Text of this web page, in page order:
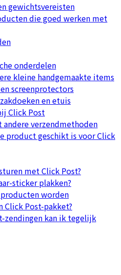
gewichtsvereisten
die goed werken met
onderdelen
kleine handgemaakte items
screenprotectors
en etuis
Click Post
verzendmethoden
product geschikt is voor Click
met Click Post?
sticker plakken?
worden
Click Post-pakket?
zendingen kan ik tegelijk